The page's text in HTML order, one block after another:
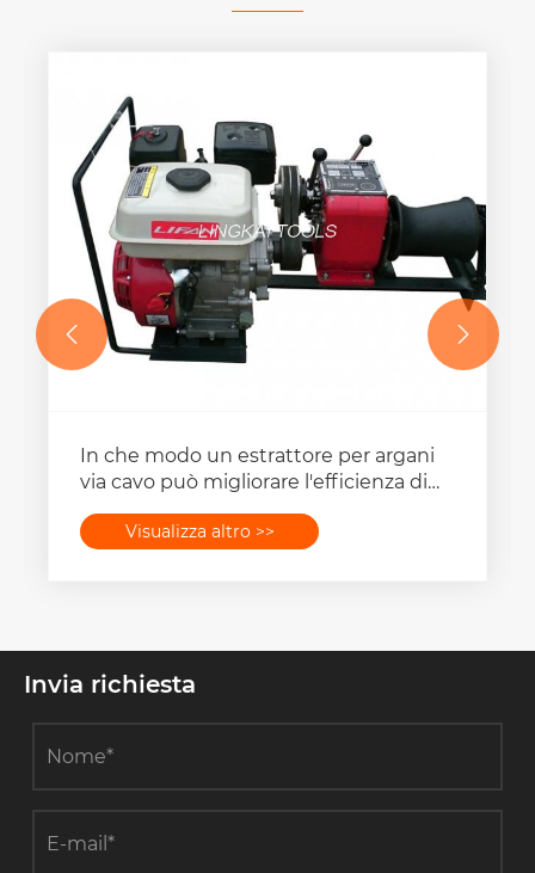
In che modo un estrattore per argani
via cavo può migliorare l'efficienza di
Visualizza altro >>
 
Invia richiesta